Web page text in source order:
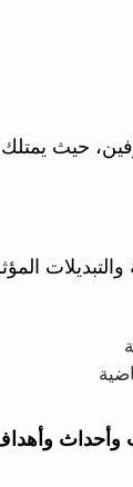
حيث
والتبديلات
وأحداث